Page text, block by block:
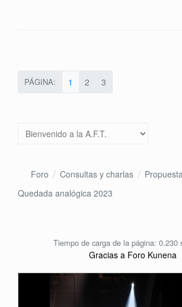
PÁGINA: 1 2 3
Foro Consultas y charlas
Quedada analógica 2023
Tiempo de carga de la página: 0.230
Gracias a Foro Kunena